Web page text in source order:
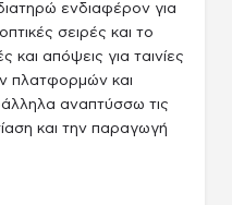
ενδιαφέρον για
σειρές και το
και απόψεις για ταινίες
πλατφορμών και
αναπτύσσω τις
και την παραγωγή